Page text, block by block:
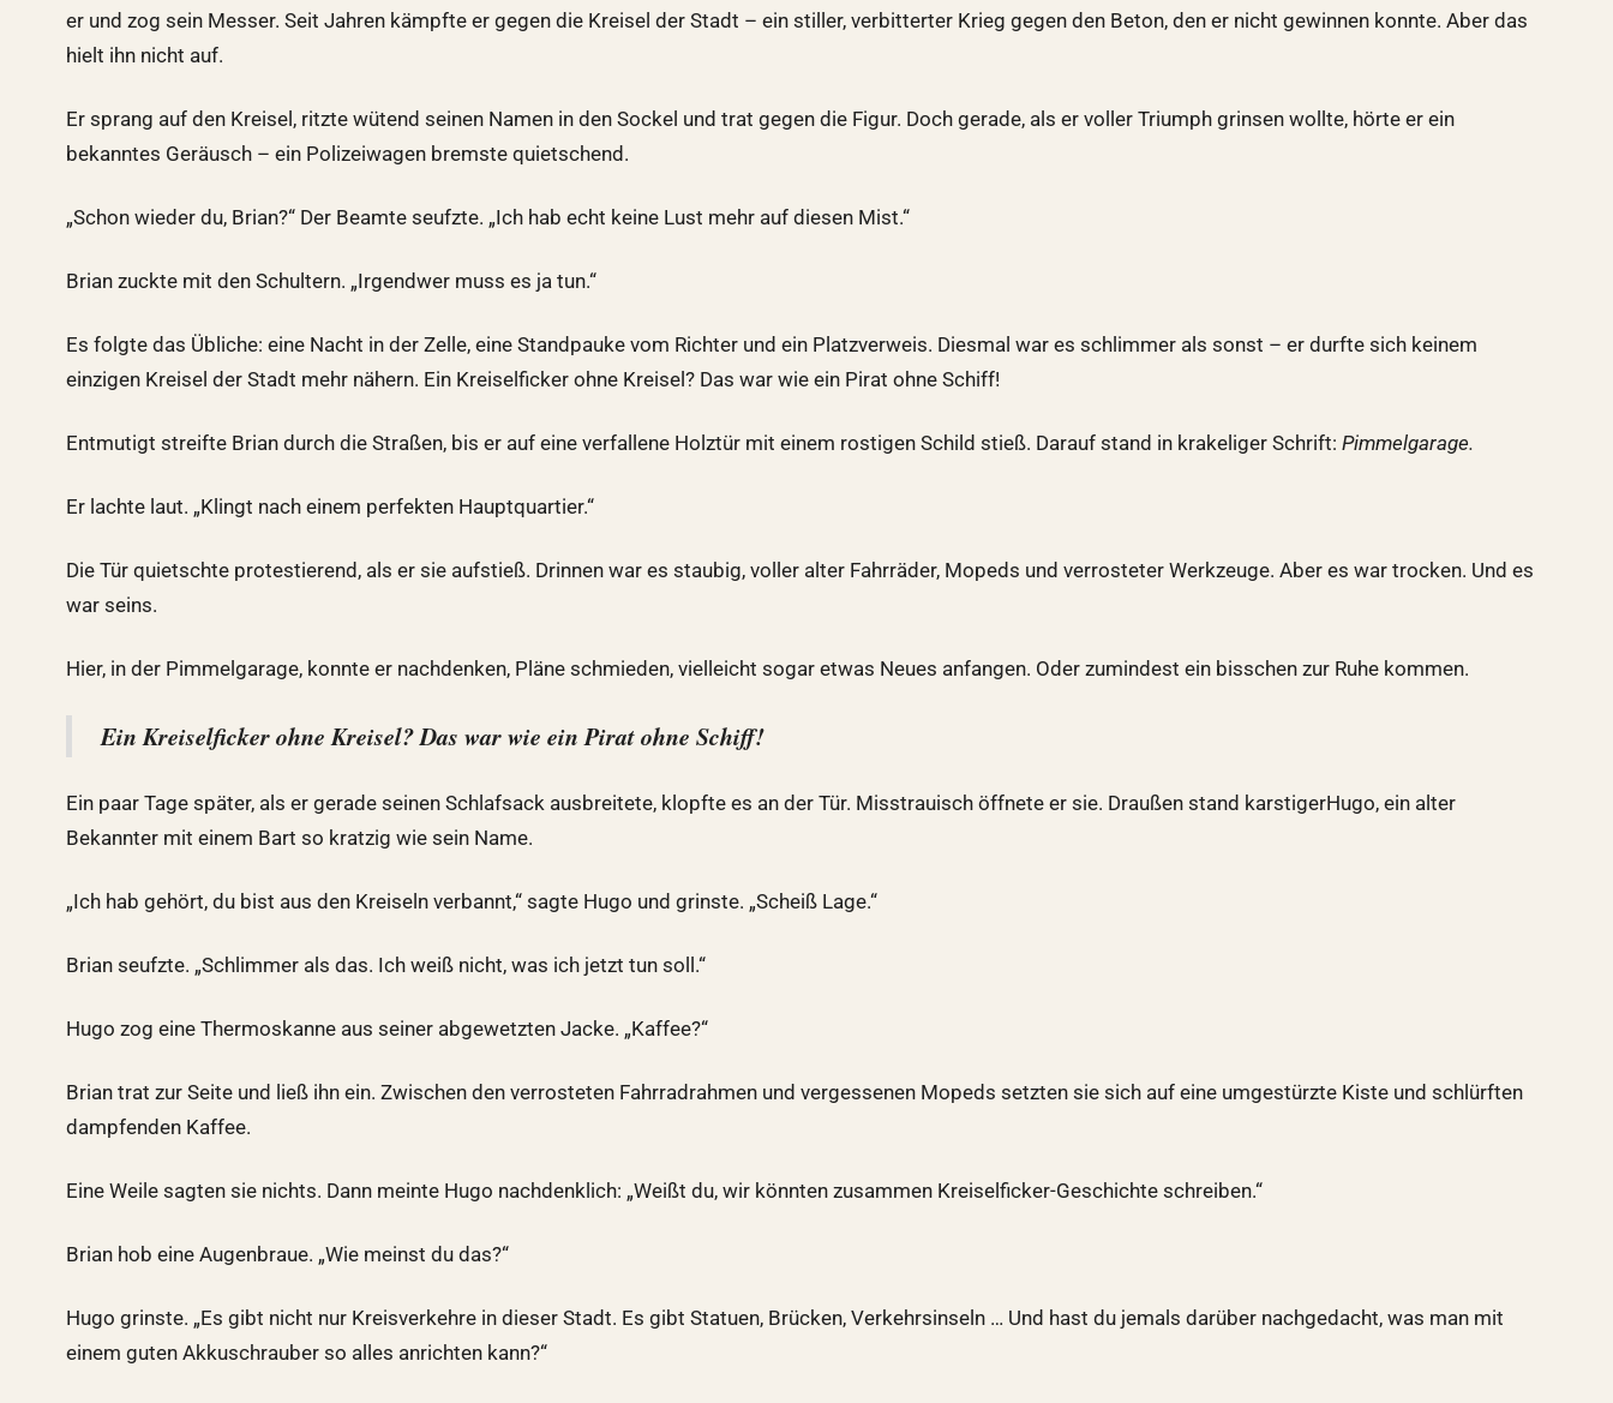
er und zog sein Messer. Seit Jahren kämpfte er gegen die Kreisel der Stadt – ein stiller, verbitterter Krieg gegen den Beton, den er nicht gewinnen konnte. Aber das
hielt ihn nicht auf.
Er sprang auf den Kreisel, ritzte wütend seinen Namen in den Sockel und trat gegen die Figur. Doch gerade, als er voller Triumph grinsen wollte, hörte er ein
bekanntes Geräusch – ein Polizeiwagen bremste quietschend.
„Schon wieder du, Brian?“ Der Beamte seufzte. „Ich hab echt keine Lust mehr auf diesen Mist.“
Brian zuckte mit den Schultern. „Irgendwer muss es ja tun.“
Es folgte das Übliche: eine Nacht in der Zelle, eine Standpauke vom Richter und ein Platzverweis. Diesmal war es schlimmer als sonst – er durfte sich keinem
einzigen Kreisel der Stadt mehr nähern. Ein Kreiselficker ohne Kreisel? Das war wie ein Pirat ohne Schiff!
Entmutigt streifte Brian durch die Straßen, bis er auf eine verfallene Holztür mit einem rostigen Schild stieß. Darauf stand in krakeliger Schrift:Pimmelgarage.
Er lachte laut. „Klingt nach einem perfekten Hauptquartier.“
Die Tür quietschte protestierend, als er sie aufstieß. Drinnen war es staubig, voller alter Fahrräder, Mopeds und verrosteter Werkzeuge. Aber es war trocken. Und es
war seins.
Hier, in der Pimmelgarage, konnte er nachdenken, Pläne schmieden, vielleicht sogar etwas Neues anfangen. Oder zumindest ein bisschen zur Ruhe kommen.
Ein Kreiselficker ohne Kreisel? Das war wie ein Pirat ohne Schiff!
Ein paar Tage später, als er gerade seinen Schlafsack ausbreitete, klopfte es an der Tür. Misstrauisch öffnete er sie. Draußen stand karstigerHugo, ein alter
Bekannter mit einem Bart so kratzig wie sein Name.
„Ich hab gehört, du bist aus den Kreiseln verbannt,“ sagte Hugo und grinste. „Scheiß Lage.“
Brian seufzte. „Schlimmer als das. Ich weiß nicht, was ich jetzt tun soll.“
Hugo zog eine Thermoskanne aus seiner abgewetzten Jacke. „Kaffee?“
Brian trat zur Seite und ließ ihn ein. Zwischen den verrosteten Fahrradrahmen und vergessenen Mopeds setzten sie sich auf eine umgestürzte Kiste und schlürften
dampfenden Kaffee.
Eine Weile sagten sie nichts. Dann meinte Hugo nachdenklich: „Weißt du, wir könnten zusammen Kreiselficker-Geschichte schreiben.“
Brian hob eine Augenbraue. „Wie meinst du das?“
Hugo grinste. „Es gibt nicht nur Kreisverkehre in dieser Stadt. Es gibt Statuen, Brücken, Verkehrsinseln … Und hast du jemals darüber nachgedacht, was man mit
einem guten Akkuschrauber so alles anrichten kann?“